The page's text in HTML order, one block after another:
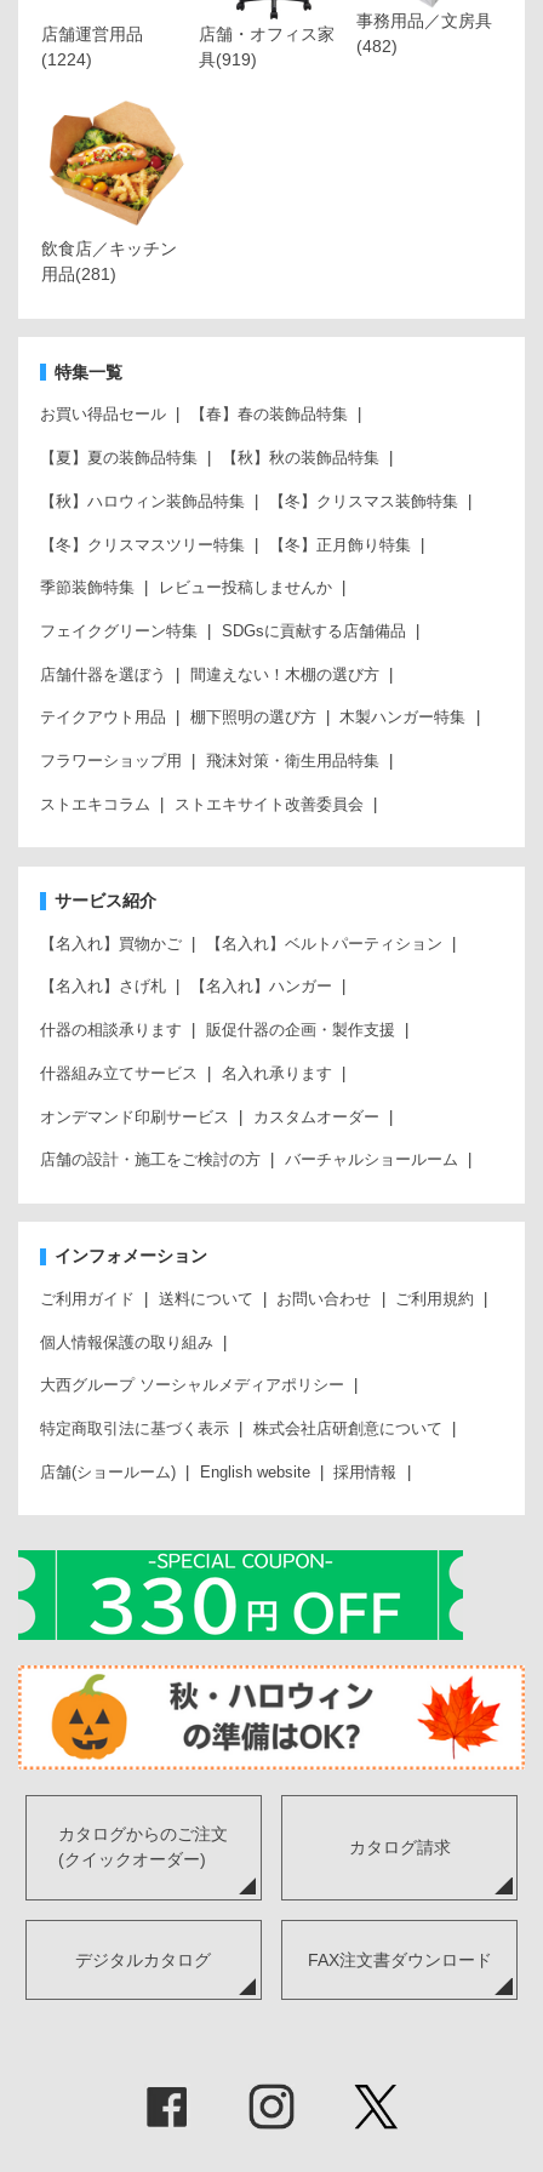
店舗運営用品
(1224)
店舗・オフィス家
具(919)
事務用品／文房具
(482)
飲食店／キッチン
用品(281)
特集一覧
お買い得品セール 【春】春の装飾品特集
【夏】夏の装飾品特集 【秋】秋の装飾品特集
【秋】ハロウィン装飾品特集 【冬】クリスマス装飾特集
【冬】クリスマスツリー特集 【冬】正月飾り特集
季節装飾特集 レビュー投稿しませんか
フェイクグリーン特集 SDGsに貢献する店舗備品
店舗什器を選ぼう 間違えない！木棚の選び方
テイクアウト用品 棚下照明の選び方 木製ハンガー特集
フラワーショップ用 飛沫対策・衛生用品特集
ストエキコラム ストエキサイト改善委員会
サービス紹介
【名入れ】買物かご 【名入れ】ベルトパーティション
【名入れ】さげ札 【名入れ】ハンガー
什器の相談承ります 販促什器の企画・製作支援
什器組み立てサービス 名入れ承ります
オンデマンド印刷サービス カスタムオーダー
店舗の設計・施工をご検討の方 バーチャルショールーム
インフォメーション
ご利用ガイド 送料について お問い合わせ ご利用規約
個人情報保護の取り組み
大西グループ ソーシャルメディアポリシー
特定商取引法に基づく表示 株式会社店研創意について
店舗(ショールーム) English website 採用情報
カタログからのご注文
(クイックオーダー)
カタログ請求
デジタルカタログ FAX注文書ダウンロード